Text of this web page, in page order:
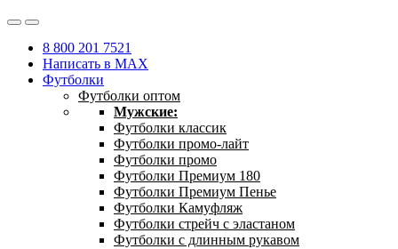
8 800 201 7521
Написать в MAX
Футболки
Футболки оптом
Мужские:
Футболки классик
Футболки промо-лайт
Футболки промо
Футболки Премиум 180
Футболки Премиум Пенье
Футболки Камуфляж
Футболки стрейч с эластаном
Футболки с длинным рукавом